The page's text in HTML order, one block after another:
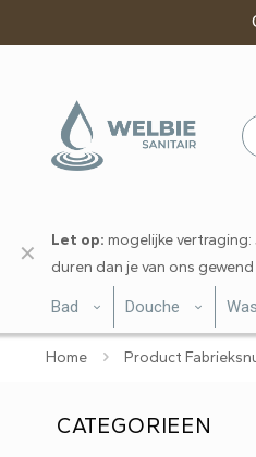
Let op: mogelijke
duren dan je van ons
✕
Bad Douche
Home Product
CATEGORIEEN